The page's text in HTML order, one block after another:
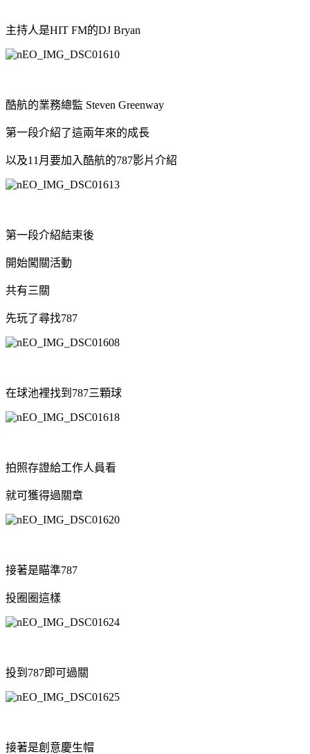
主持人是HIT FM的DJ Bryan
酷航的業務總監 Steven Greenway
第一段介紹了這兩年來的成長
以及11月要加入酷航的787影片介紹
第一段介紹結束後
開始闖關活動
共有三關
先玩了尋找787
在球池裡找到787三顆球
拍照存證給工作人員看
就可獲得過關章
接著是瞄準787
投圈圈這樣
投到787即可過關
接著是創意慶生帽